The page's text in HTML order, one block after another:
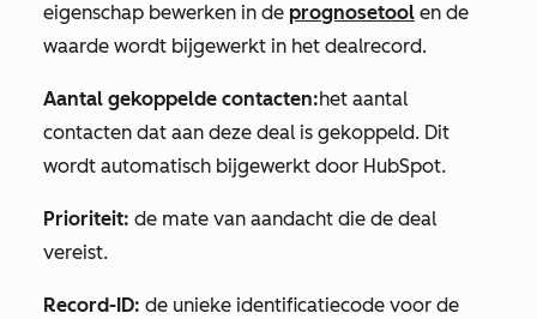
eigenschap bewerken in de prognosetool en de
waarde wordt bijgewerkt in het dealrecord.
Aantal gekoppelde contacten:het aantal
contacten dat aan deze deal is gekoppeld. Dit
wordt automatisch bijgewerkt door HubSpot.
Prioriteit: de mate van aandacht die de deal
vereist.
Record-ID: de unieke identificatiecode voor de